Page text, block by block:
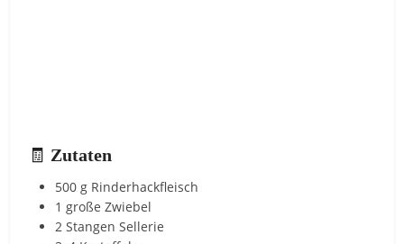
🧾 Zutaten
500 g Rinderhackfleisch
1 große Zwiebel
2 Stangen Sellerie